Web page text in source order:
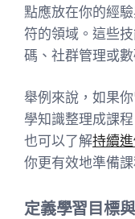
點應放在你的經
符的領域。這些
碼、社群管理或數
舉例來說，如果
學知識整理成課
也可以了解持續
你更有效地準備課
定義學習目標